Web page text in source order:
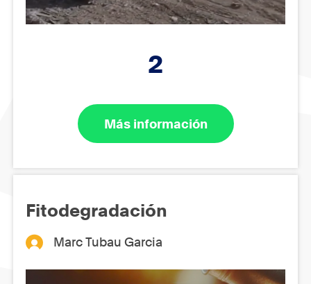
2
Más información
Fitodegradación
Marc Tubau Garcia